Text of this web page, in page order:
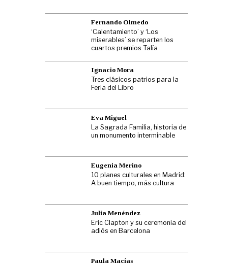
Fernando Olmedo
‘Calentamiento’ y ‘Los
miserables’ se reparten los
cuartos premios Talía
Ignacio Mora
Tres clásicos patrios para la
Feria del Libro
Eva Miguel
La Sagrada Familia, historia de
un monumento interminable
Eugenia Merino
10 planes culturales en Madrid:
A buen tiempo, más cultura
Julia Menéndez
Eric Clapton y su ceremonia del
adiós en Barcelona
Paula Macías